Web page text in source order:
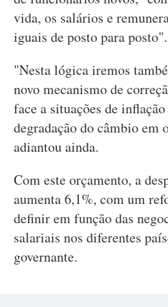
vida, os salários e
iguais de posto para posto".
"Nesta lógica iremos
novo mecanismo de
face a situações de
degradação do câmbio em
adiantou ainda.
Com este orçamento, a
aumenta 6,1%, com um
definir em função das
salariais nos diferentes
governante.